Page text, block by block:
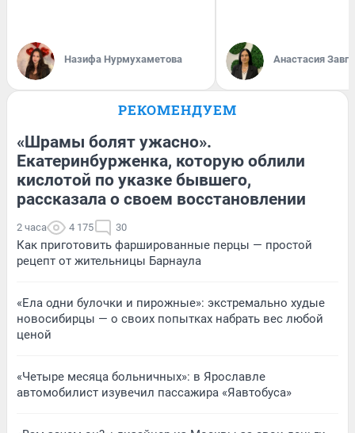
Назифа Нурмухаметова Анастасия
РЕКОМЕНДУЕМ
«Шрамы болят ужасно».
Екатеринбурженка, которую облили
кислотой по указке бывшего,
рассказала о своем восстановлении
2 часа 4 175 30
Как приготовить фаршированные перцы — простой
рецепт от жительницы Барнаула
«Ела одни булочки и пирожные»: экстремально худые
новосибирцы — о своих попытках набрать вес любой
ценой
«Четыре месяца больничных»: в Ярославле
автомобилист изувечил пассажира «Яавтобуса»